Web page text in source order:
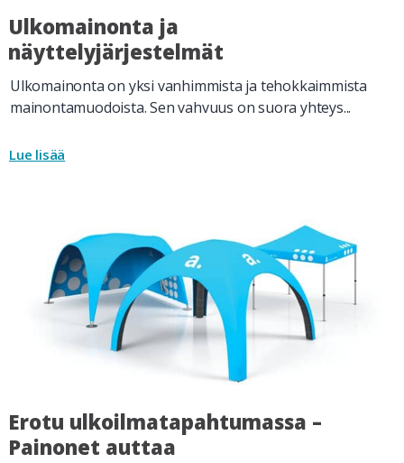
Ulkomainonta ja
näyttelyjärjestelmät
Ulkomainonta on yksi vanhimmista ja tehokkaimmista
mainontamuodoista. Sen vahvuus on suora yhteys...
Lue lisää
Erotu ulkoilmatapahtumassa –
Painonet auttaa